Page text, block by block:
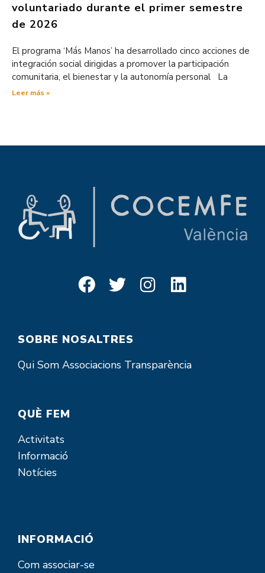
voluntariado durante el primer semestre
de 2026
El programa ‘Más Manos’ ha desarrollado cinco acciones de
integración social dirigidas a promover la participación
comunitaria, el bienestar y la autonomía personal La
Leer más »
SOBRE NOSALTRES
Qui Som Associacions Transparència
QUÈ FEM
Activitats
Informació
Notícies
INFORMACIÓ
Com associar-se